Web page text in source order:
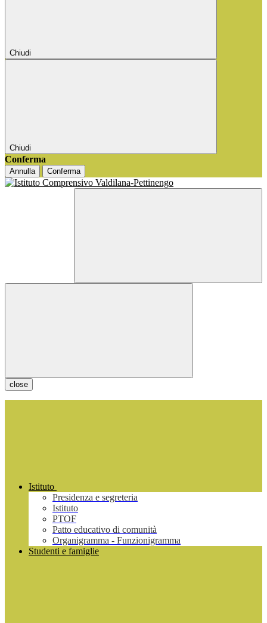
Chiudi
Chiudi
Conferma
Annulla Conferma
close
Istituto
Presidenza e segreteria
Istituto
PTOF
Patto educativo di comunità
Organigramma - Funzionigramma
Studenti e famiglie